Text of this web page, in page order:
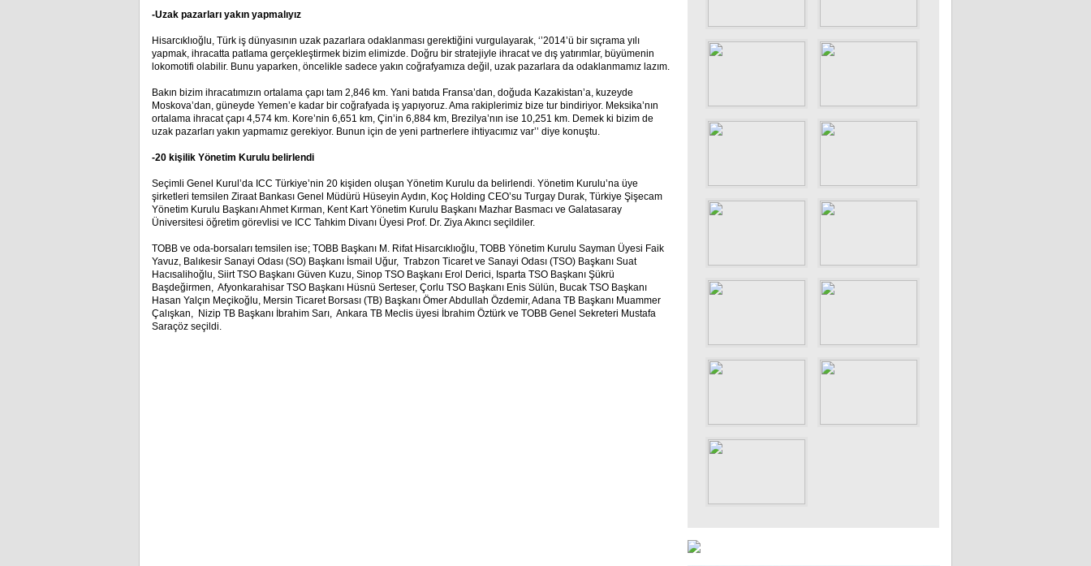
-Uzak pazarları yakın yapmalıyız
Hisarcıklıoğlu, Türk iş dünyasının uzak pazarlara odaklanması gerektiğini vurgulayarak, ‘’2014’ü bir sıçrama yılı
yapmak, ihracatta patlama gerçekleştirmek bizim elimizde. Doğru bir stratejiyle ihracat ve dış yatırımlar, büyümenin
lokomotifi olabilir. Bunu yaparken, öncelikle sadece yakın coğrafyamıza değil, uzak pazarlara da odaklanmamız lazım.
Bakın bizim ihracatımızın ortalama çapı tam 2,846 km. Yani batıda Fransa’dan, doğuda Kazakistan’a, kuzeyde
Moskova’dan, güneyde Yemen’e kadar bir coğrafyada iş yapıyoruz. Ama rakiplerimiz bize tur bindiriyor. Meksika’nın
ortalama ihracat çapı 4,574 km. Kore’nin 6,651 km, Çin’in 6,884 km, Brezilya’nın ise 10,251 km. Demek ki bizim de
uzak pazarları yakın yapmamız gerekiyor. Bunun için de yeni partnerlere ihtiyacımız var’’ diye konuştu.
-20 kişilik Yönetim Kurulu belirlendi
Seçimli Genel Kurul’da ICC Türkiye’nin 20 kişiden oluşan Yönetim Kurulu da belirlendi. Yönetim Kurulu’na üye
şirketleri temsilen Ziraat Bankası Genel Müdürü Hüseyin Aydın, Koç Holding CEO’su Turgay Durak, Türkiye Şişecam
Yönetim Kurulu Başkanı Ahmet Kırman, Kent Kart Yönetim Kurulu Başkanı Mazhar Basmacı ve Galatasaray
Üniversitesi öğretim görevlisi ve ICC Tahkim Divanı Üyesi Prof. Dr. Ziya Akıncı seçildiler.
TOBB ve oda-borsaları temsilen ise; TOBB Başkanı M. Rifat Hisarcıklıoğlu, TOBB Yönetim Kurulu Sayman Üyesi Faik
Yavuz, Balıkesir Sanayi Odası (SO) Başkanı İsmail Uğur, Trabzon Ticaret ve Sanayi Odası (TSO) Başkanı Suat
Hacısalihoğlu, Siirt TSO Başkanı Güven Kuzu, Sinop TSO Başkanı Erol Derici, Isparta TSO Başkanı Şükrü
Başdeğirmen, Afyonkarahisar TSO Başkanı Hüsnü Serteser, Çorlu TSO Başkanı Enis Sülün, Bucak TSO Başkanı
Hasan Yalçın Meçikoğlu, Mersin Ticaret Borsası (TB) Başkanı Ömer Abdullah Özdemir, Adana TB Başkanı Muammer
Çalışkan, Nizip TB Başkanı İbrahim Sarı, Ankara TB Meclis üyesi İbrahim Öztürk ve TOBB Genel Sekreteri Mustafa
Saraçöz seçildi.